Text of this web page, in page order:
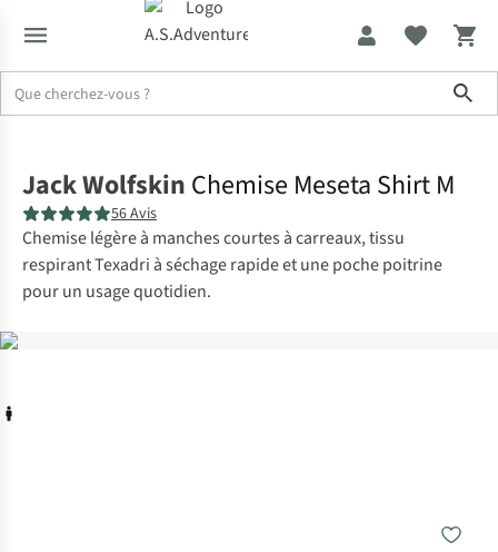
Jack Wolfskin Chemise Meseta Shirt M
56 Avis
Chemise légère à manches courtes à carreaux, tissu
respirant Texadri à séchage rapide et une poche poitrine
pour un usage quotidien.